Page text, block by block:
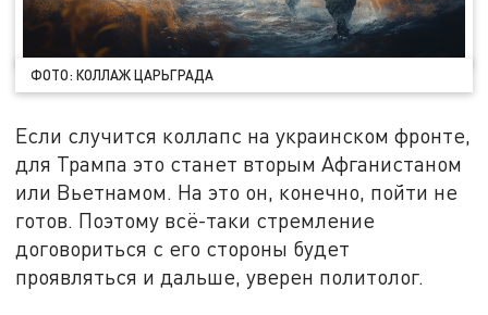
ФОТО: КОЛЛАЖ ЦАРЬГРАДА
Если случится коллапс на украинском фронте,
для Трампа это станет вторым Афганистаном
или Вьетнамом. На это он, конечно, пойти не
готов. Поэтому всё-таки стремление
договориться с его стороны будет
проявляться и дальше, уверен политолог.